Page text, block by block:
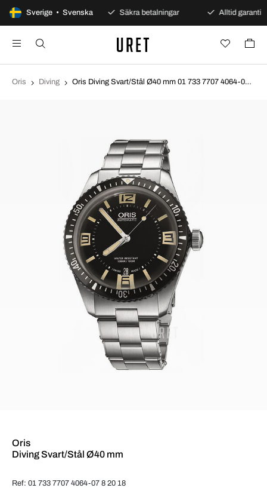
Sverige • Svenska
100 dagars öppet köp Säkra betalningar Alltid garanti
Oris Diving Oris Diving Svart/Stål Ø40 mm 01 733 7707 4064-07 8 20 18
Oris
Diving Svart/Stål Ø40 mm
Ref: 01 733 7707 4064-07 8 20 18